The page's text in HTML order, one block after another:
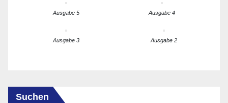
Ausgabe 5 Ausgabe 4
Ausgabe 3 Ausgabe 2
Suchen